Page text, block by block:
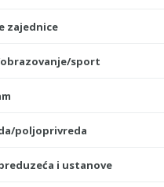
zajednice
sport
poljoprivreda
i ustanove